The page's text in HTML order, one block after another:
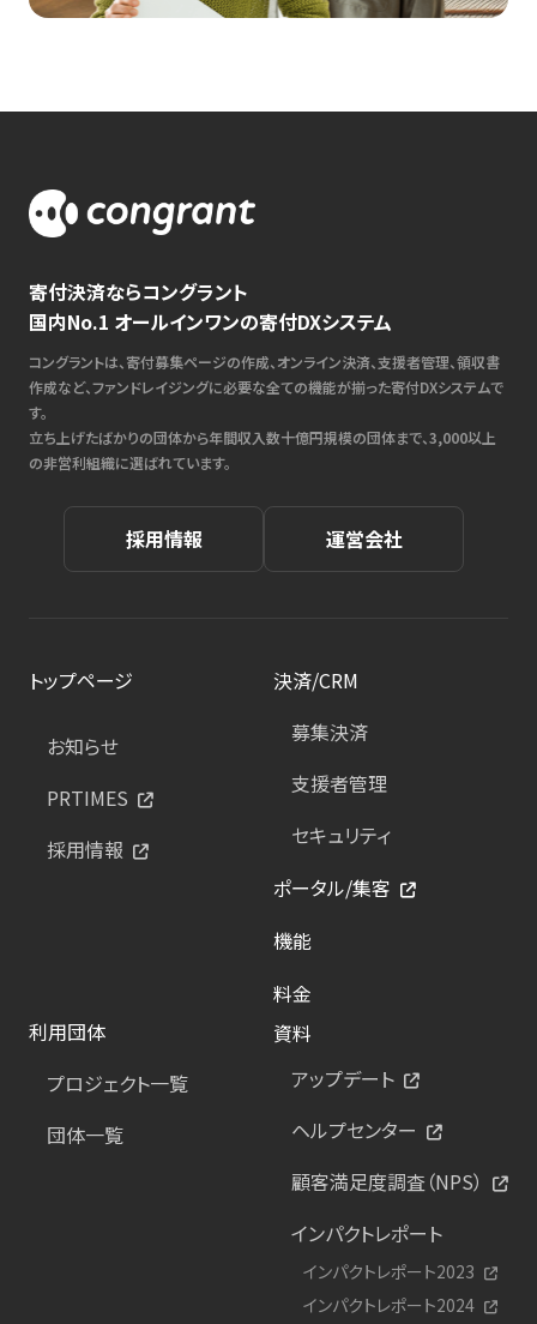
寄付決済ならコングラント
国内No.1 オールインワンの寄付DXシステム
コングラントは、寄付募集ページの作成、オンライン決済、支援者管理、領収書
作成など、ファンドレイジングに必要な全ての機能が揃った寄付DXシステムで
す。
立ち上げたばかりの団体から年間収入数十億円規模の団体まで、3,000以上
の非営利組織に選ばれています。
採用情報 運営会社
トップページ
お知らせ
PRTIMES
採用情報
決済/CRM
募集決済
支援者管理
セキュリティ
ポータル/集客
機能
料金
利用団体
プロジェクト一覧
団体一覧
資料
アップデート
ヘルプセンター
顧客満足度調査（NPS）
インパクトレポート
インパクトレポート2023
インパクトレポート2024